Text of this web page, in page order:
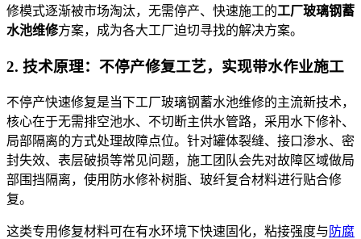
修模式逐渐被市场淘汰，无需停产、快速施工的工厂玻璃钢蓄
水池维修方案，成为各大工厂迫切寻找的解决方案。
2. 技术原理：不停产修复工艺，实现带水作业施工
不停产快速修复是当下工厂玻璃钢蓄水池维修的主流新技术，
核心在于无需排空池水、不切断主供水管路，采用水下修补、
局部隔离的方式处理故障点位。针对罐体裂缝、接口渗水、密
封失效、表层破损等常见问题，施工团队会先对故障区域做局
部围挡隔离，使用防水修补树脂、玻纤复合材料进行贴合修
复。
这类专用修复材料可在有水环境下快速固化，粘接强度与 防腐